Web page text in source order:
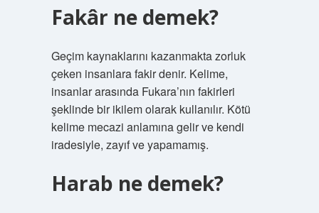
Fakâr ne demek?
Geçim kaynaklarını kazanmakta zorluk
çeken insanlara fakir denir. Kelime,
insanlar arasında Fukara’nın fakirleri
şeklinde bir ikilem olarak kullanılır. Kötü
kelime mecazi anlamına gelir ve kendi
iradesiyle, zayıf ve yapamamış.
Harab ne demek?